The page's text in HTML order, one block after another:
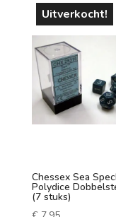
3 47
leeftijd
vanaf 1
vanaf 4
vanaf 10
Uitverkocht!
Chessex Sea
Polydice
(7 stuks)